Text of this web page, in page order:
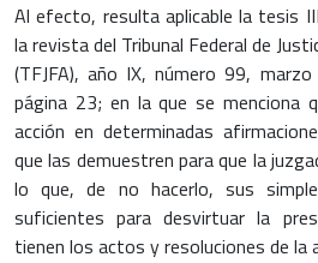
Al efecto, resulta aplicable la tesis
la revista del Tribunal Federal de
(TFJFA), año IX, número 99,
página 23; en la que se menciona
acción en determinadas
que las demuestren para que la
lo que, de no hacerlo, sus
suficientes para desvirtuar la
tienen los actos y resoluciones de la